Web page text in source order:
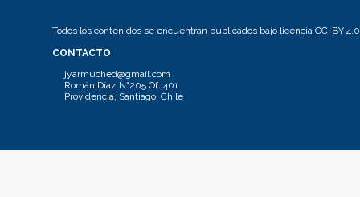
Todos los contenidos se encuentran publicados bajo licencia CC-BY 4.0
CONTACTO
jyarmuched@gmail.com
Román Díaz N°205 Of. 401.
Providencia, Santiago, Chile